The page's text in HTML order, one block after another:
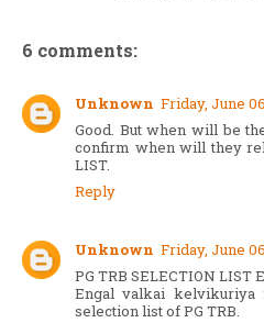
6 comments:
Unknown Friday, June
Good. But when will be
confirm when will they
LIST.
Reply
Unknown Friday, June
PG TRB SELECTION LIST
Engal valkai kelvikuriya
selection list of PG TRB.